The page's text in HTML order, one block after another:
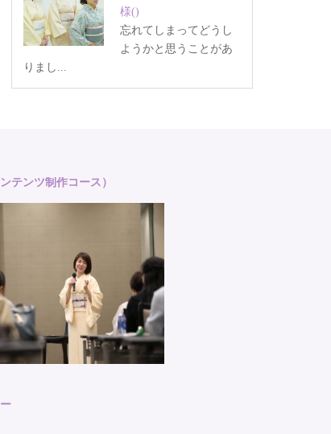
様()
忘れてしまってどうし
ようかと思うことがあ
りまし...
テンツ制作コース）